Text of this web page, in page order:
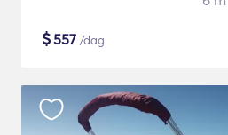
$557 /dag